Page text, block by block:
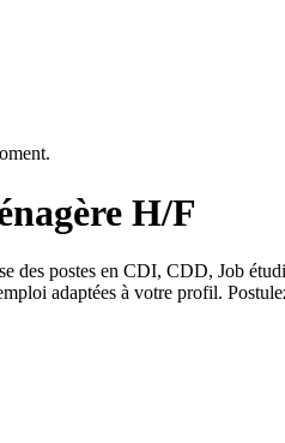
H/F
des postes en CDI, CDD, Job
adaptées à votre profil.